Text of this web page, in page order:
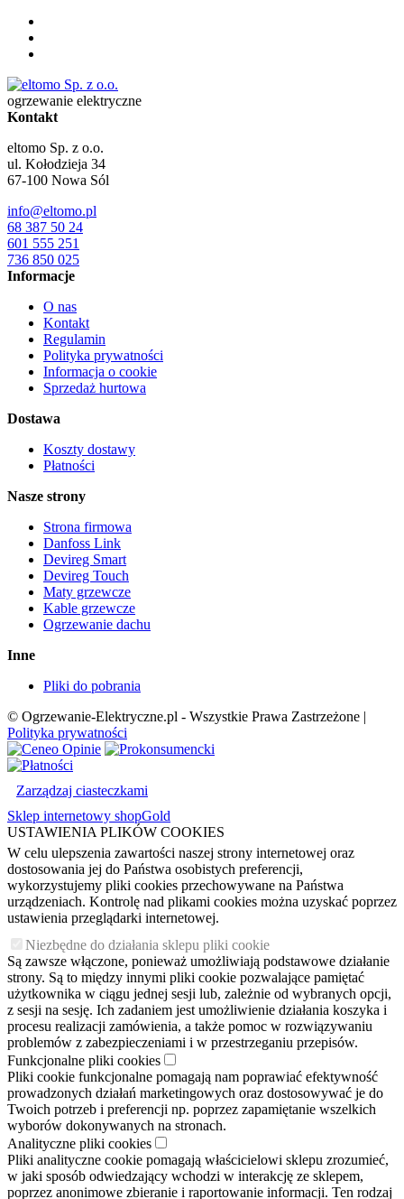
ogrzewanie elektryczne
Kontakt
eltomo Sp. z o.o.
ul. Kołodzieja 34
67-100 Nowa Sól
info@eltomo.pl
68 387 50 24
601 555 251
736 850 025
Informacje
O nas
Kontakt
Regulamin
Polityka prywatności
Informacja o cookie
Sprzedaż hurtowa
Dostawa
Koszty dostawy
Płatności
Nasze strony
Strona firmowa
Danfoss Link
Devireg Smart
Devireg Touch
Maty grzewcze
Kable grzewcze
Ogrzewanie dachu
Inne
Pliki do pobrania
© Ogrzewanie-Elektryczne.pl - Wszystkie Prawa Zastrzeżone |
Polityka prywatności
Zarządzaj ciasteczkami
Sklep internetowy shopGold
USTAWIENIA PLIKÓW COOKIES
W celu ulepszenia zawartości naszej strony internetowej oraz
dostosowania jej do Państwa osobistych preferencji,
wykorzystujemy pliki cookies przechowywane na Państwa
urządzeniach. Kontrolę nad plikami cookies można uzyskać poprzez
ustawienia przeglądarki internetowej.
Niezbędne do działania sklepu pliki cookie
Są zawsze włączone, ponieważ umożliwiają podstawowe działanie
strony. Są to między innymi pliki cookie pozwalające pamiętać
użytkownika w ciągu jednej sesji lub, zależnie od wybranych opcji,
z sesji na sesję. Ich zadaniem jest umożliwienie działania koszyka i
procesu realizacji zamówienia, a także pomoc w rozwiązywaniu
problemów z zabezpieczeniami i w przestrzeganiu przepisów.
Funkcjonalne pliki cookies
Pliki cookie funkcjonalne pomagają nam poprawiać efektywność
prowadzonych działań marketingowych oraz dostosowywać je do
Twoich potrzeb i preferencji np. poprzez zapamiętanie wszelkich
wyborów dokonywanych na stronach.
Analityczne pliki cookies
Pliki analityczne cookie pomagają właścicielowi sklepu zrozumieć,
w jaki sposób odwiedzający wchodzi w interakcję ze sklepem,
poprzez anonimowe zbieranie i raportowanie informacji. Ten rodzaj